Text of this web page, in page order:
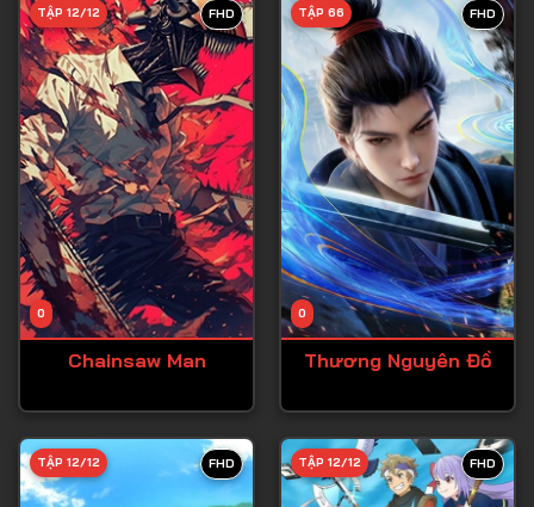
Tập 18
Tập 19
Tập 20
Tập 21
Tập 22
Tập 23
Tập 24
Tập 25
Tập 26
Tập 29
FHD
0
TẬP 12/12
Chainsaw Man
FHD
0
TẬP 66
Thương Nguyên Đồ
FHD
TẬP 12/12 FHD
TẬP 12/12